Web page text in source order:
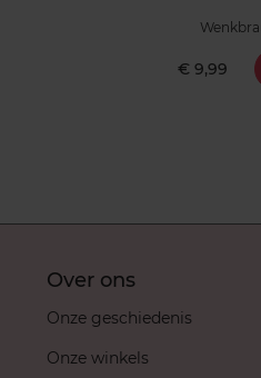
€ 9,99
Over ons
Onze geschiedenis
Onze winkels